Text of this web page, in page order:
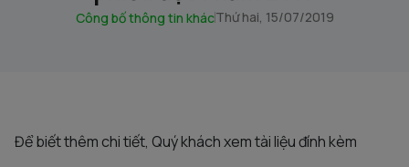
Công bố thông tin khácThứ hai, 15/07/2019
Để biết thêm chi tiết, Quý khách xem tài liệu đính kèm